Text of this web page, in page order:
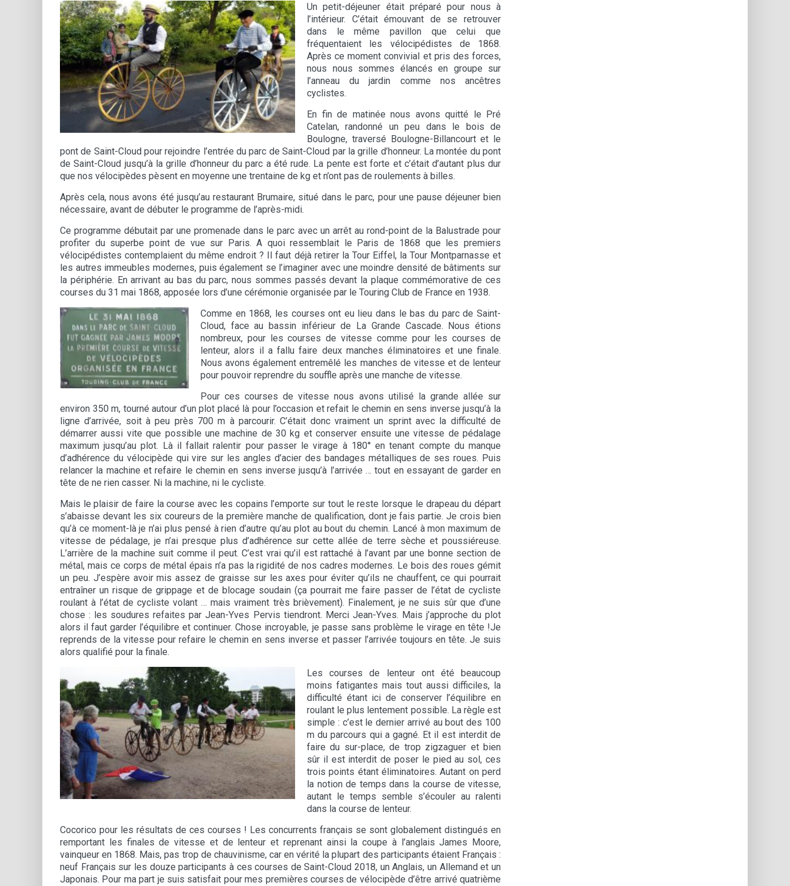
Un petit-déjeuner était préparé pour nous à
l’intérieur. C’était émouvant de se retrouver
dans le même pavillon que celui que
fréquentaient les vélocipédistes de 1868.
Après ce moment convivial et pris des forces,
nous nous sommes élancés en groupe sur
l’anneau du jardin comme nos ancêtres
cyclistes.
En fin de matinée nous avons quitté le Pré
Catelan, randonné un peu dans le bois de
Boulogne, traversé Boulogne-Billancourt et le
pont de Saint-Cloud pour rejoindre l’entrée du parc de Saint-Cloud par la grille d’honneur. La montée du pont
de Saint-Cloud jusqu’à la grille d’honneur du parc a été rude. La pente est forte et c’était d’autant plus dur
que nos vélocipèdes pèsent en moyenne une trentaine de kg et n’ont pas de roulements à billes.
Après cela, nous avons été jusqu’au restaurant Brumaire, situé dans le parc, pour une pause déjeuner bien
nécessaire, avant de débuter le programme de l’après-midi.
Ce programme débutait par une promenade dans le parc avec un arrêt au rond-point de la Balustrade pour
profiter du superbe point de vue sur Paris. A quoi ressemblait le Paris de 1868 que les premiers
vélocipédistes contemplaient du même endroit ? Il faut déjà retirer la Tour Eiffel, la Tour Montparnasse et
les autres immeubles modernes, puis également se l’imaginer avec une moindre densité de bâtiments sur
la périphérie. En arrivant au bas du parc, nous sommes passés devant la plaque commémorative de ces
courses du 31 mai 1868, apposée lors d’une cérémonie organisée par le Touring Club de France en 1938.
Comme en 1868, les courses ont eu lieu dans le bas du parc de Saint-
Cloud, face au bassin inférieur de La Grande Cascade. Nous étions
nombreux, pour les courses de vitesse comme pour les courses de
lenteur, alors il a fallu faire deux manches éliminatoires et une finale.
Nous avons également entremêlé les manches de vitesse et de lenteur
pour pouvoir reprendre du souffle après une manche de vitesse.
Pour ces courses de vitesse nous avons utilisé la grande allée sur
environ 350 m, tourné autour d’un plot placé là pour l’occasion et refait le chemin en sens inverse jusqu’à la
ligne d’arrivée, soit à peu près 700 m à parcourir. C’était donc vraiment un sprint avec la difficulté de
démarrer aussi vite que possible une machine de 30 kg et conserver ensuite une vitesse de pédalage
maximum jusqu’au plot. Là il fallait ralentir pour passer le virage à 180° en tenant compte du manque
d’adhérence du vélocipède qui vire sur les angles d’acier des bandages métalliques de ses roues. Puis
relancer la machine et refaire le chemin en sens inverse jusqu’à l’arrivée … tout en essayant de garder en
tête de ne rien casser. Ni la machine, ni le cycliste.
Mais le plaisir de faire la course avec les copains l’emporte sur tout le reste lorsque le drapeau du départ
s’abaisse devant les six coureurs de la première manche de qualification, dont je fais partie. Je crois bien
qu’à ce moment-là je n’ai plus pensé à rien d’autre qu’au plot au bout du chemin. Lancé à mon maximum de
vitesse de pédalage, je n’ai presque plus d’adhérence sur cette allée de terre sèche et poussiéreuse.
L’arrière de la machine suit comme il peut. C’est vrai qu’il est rattaché à l’avant par une bonne section de
métal, mais ce corps de métal épais n’a pas la rigidité de nos cadres modernes. Le bois des roues gémit
un peu. J’espère avoir mis assez de graisse sur les axes pour éviter qu’ils ne chauffent, ce qui pourrait
entraîner un risque de grippage et de blocage soudain (ça pourrait me faire passer de l’état de cycliste
roulant à l’état de cycliste volant … mais vraiment très brièvement). Finalement, je ne suis sûr que d’une
chose : les soudures refaites par Jean-Yves Pervis tiendront. Merci Jean-Yves. Mais j’approche du plot
alors il faut garder l’équilibre et continuer. Chose incroyable, je passe sans problème le virage en tête !Je
reprends de la vitesse pour refaire le chemin en sens inverse et passer l’arrivée toujours en tête. Je suis
alors qualifié pour la finale.
Les courses de lenteur ont été beaucoup
moins fatigantes mais tout aussi difficiles, la
difficulté étant ici de conserver l’équilibre en
roulant le plus lentement possible. La règle est
simple : c’est le dernier arrivé au bout des 100
m du parcours qui a gagné. Et il est interdit de
faire du sur-place, de trop zigzaguer et bien
sûr il est interdit de poser le pied au sol, ces
trois points étant éliminatoires. Autant on perd
la notion de temps dans la course de vitesse,
autant le temps semble s’écouler au ralenti
dans la course de lenteur.
Cocorico pour les résultats de ces courses ! Les concurrents français se sont globalement distingués en
remportant les finales de vitesse et de lenteur et reprenant ainsi la coupe à l’anglais James Moore,
vainqueur en 1868. Mais, pas trop de chauvinisme, car en vérité la plupart des participants étaient Français :
neuf Français sur les douze participants à ces courses de Saint-Cloud 2018, un Anglais, un Allemand et un
Japonais. Pour ma part je suis satisfait pour mes premières courses de vélocipède d’être arrivé quatrième